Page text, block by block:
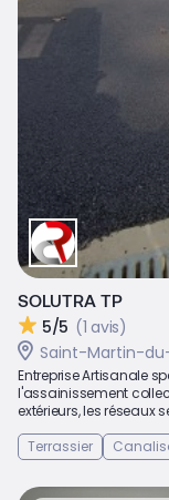
SOLUTRA TP
5/5 (1 avis)
Saint-Martin-
Entreprise Artisanale
l'assainissement
extérieurs, les réseaux
Terrassier